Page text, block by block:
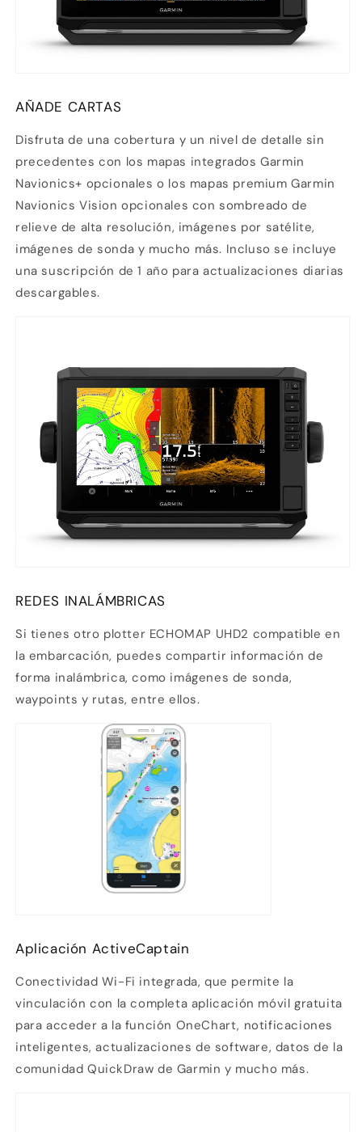
AÑADE CARTAS
Disfruta de una cobertura y un nivel de detalle sin
precedentes con los mapas integrados Garmin
Navionics+ opcionales o los mapas premium Garmin
Navionics Vision opcionales con sombreado de
relieve de alta resolución, imágenes por satélite,
imágenes de sonda y mucho más. Incluso se incluye
una suscripción de 1 año para actualizaciones diarias
descargables.
REDES INALÁMBRICAS
Si tienes otro plotter ECHOMAP UHD2 compatible en
la embarcación, puedes compartir información de
forma inalámbrica, como imágenes de sonda,
waypoints y rutas, entre ellos.
Aplicación ActiveCaptain
Conectividad Wi-Fi integrada, que permite la
vinculación con la completa aplicación móvil gratuita
para acceder a la función OneChart, notificaciones
inteligentes, actualizaciones de software, datos de la
comunidad QuickDraw de Garmin y mucho más.
Compra ahora y paga a meses
sin tarjeta de crédito
1 Agrega tu producto al carrito yelige
pagar con Meses sin Tarjeta.
3 Paga mes a mes
débito u otros medios.
Crédito sujeto a aprobación.
¿Tienes dudas? Consulta nuestraAyuda.